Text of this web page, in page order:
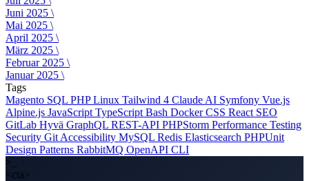
Juni 2025 \
Mai 2025 \
April 2025 \
März 2025 \
Februar 2025 \
Januar 2025 \
Tags
Magento SQL PHPLinux Tailwind 4 Claude AI Symfony Vue.js
Alpine.js JavaScript TypeScript Bash DockerCSS React SEO
GitLab Hyvä GraphQL REST-API PHPStorm Performance Testing
Security Git Accessibility MySQL Redis Elasticsearch PHPUnit
Design Patterns RabbitMQ OpenAPI CLI
>_
<cta>